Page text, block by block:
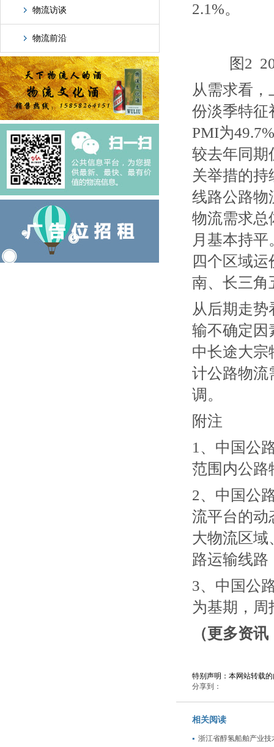
物流访谈
物流前沿
2.1%。
图2
从需求看
份淡季特征
PMI为
较去年同期
关举措的
线路公路物
物流需求总
月基本持
四个区域
南、长三角
从后期走
输不确定因
中长途大宗
计公路物流
调。
附注
1、中国公
范围内公路
2、中国公
流平台的动
大物流区域
路运输线路
3、中国公
为基期，周
（更多资
特别声明：本网站转载
分享到：
相关阅读
浙江省醇氢船舶产业